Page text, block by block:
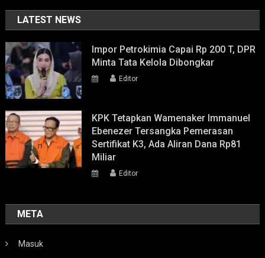
LATEST NEWS
Impor Petrokimia Capai Rp 200 T, DPR
Minta Tata Kelola Dibongkar
Editor
KPK Tetapkan Wamenaker Immanuel
Ebenezer Tersangka Pemerasan
Sertifikat K3, Ada Aliran Dana Rp81
Miliar
Editor
META
Masuk